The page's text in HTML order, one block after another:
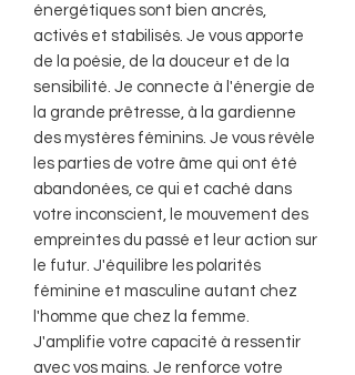
énergétiques sont bien ancrés,
activés et stabilisés. Je vous apporte
de la poésie, de la douceur et de la
sensibilité. Je connecte à l'énergie de
la grande prêtresse, à la gardienne
des mystères féminins. Je vous révèle
les parties de votre âme qui ont été
abandonées, ce qui et caché dans
votre inconscient, le mouvement des
empreintes du passé et leur action sur
le futur. J'équilibre les polarités
féminine et masculine autant chez
l'homme que chez la femme.
J'amplifie votre capacité à ressentir
avec vos mains. Je renforce votre